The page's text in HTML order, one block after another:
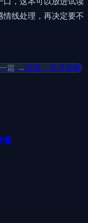
线处理，再决定要不
篇 →综漫：无尽穿梭
测